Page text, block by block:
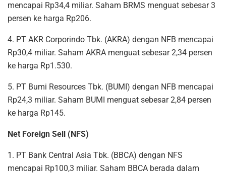
mencapai Rp34,4 miliar. Saham BRMS menguat sebesar 3
persen ke harga Rp206.
4. PT AKR Corporindo Tbk. (AKRA) dengan NFB mencapai
Rp30,4 miliar. Saham AKRA menguat sebesar 2,34 persen
ke harga Rp1.530.
5. PT Bumi Resources Tbk. (BUMI) dengan NFB mencapai
Rp24,3 miliar. Saham BUMI menguat sebesar 2,84 persen
ke harga Rp145.
Net Foreign Sell (NFS)
1. PT Bank Central Asia Tbk. (BBCA) dengan NFS
mencapai Rp100,3 miliar. Saham BBCA berada dalam